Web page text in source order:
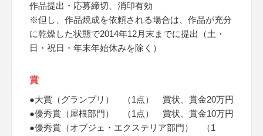
作品提出・応募締切、消印有効
※但し、作品焼成を依頼される場合は、作品が充分
に乾燥した状態で2014年12月末までに提出（土・
日・祝日・年末年始休みを除く）
賞
●大賞（グランプリ） （1点） 賞状、賞金20万円
●優秀賞（屋根部門） （1点） 賞状、賞金10万円
●優秀賞（オブジェ・エクステリア部門） （1